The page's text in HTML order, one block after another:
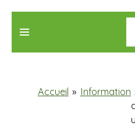
Passer
principal
Accueil » Information